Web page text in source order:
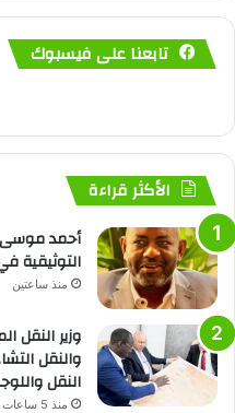
تابعنا على فيسبوك
الأكثر قراءة
أحمد موسى
التوثيقية
منذ ساعتين
وزير النقل
والنقل
النقل
منذ 5 ساعات